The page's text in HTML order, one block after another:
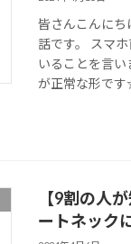
皆さんこんに
話です。 スマ
いることを言い
が正常な形で
【9割の人
ートネック